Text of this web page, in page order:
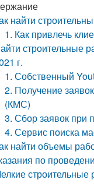
найти
1. Как привлечь
строительные
г.
1. Собственный
2. Получение
(КМС)
3. Сбор заявок при
4. Сервис поиска
найти объемы
по
строительные